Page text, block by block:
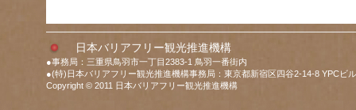
日本バリアフリー観光推進機構
●事務局：三重県鳥羽市一丁目2383-1 鳥羽一番街内
●(特)日本バリアフリー観光推進機構事務局：東京都新宿区四谷2-14-8 YPCビ
Copyright © 2011 日本バリアフリー観光推進機構